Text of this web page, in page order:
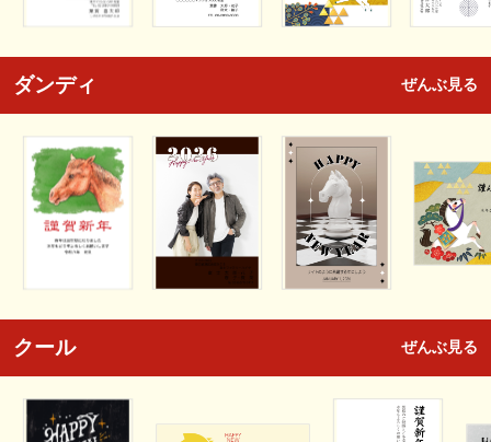
ダンディ ぜんぶ見る
クール ぜんぶ見る